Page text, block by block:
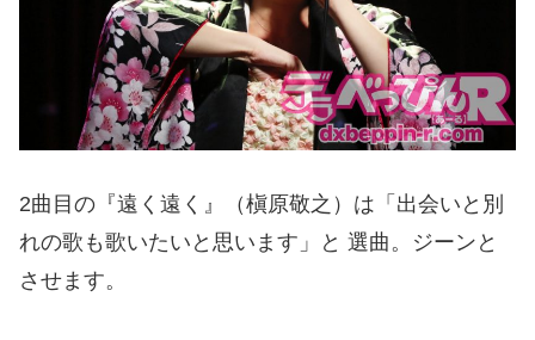
2曲目の『遠く遠く』（槇原敬之）は「出会いと別
れの歌も歌いたいと思います」と 選曲。ジーンと
させます。